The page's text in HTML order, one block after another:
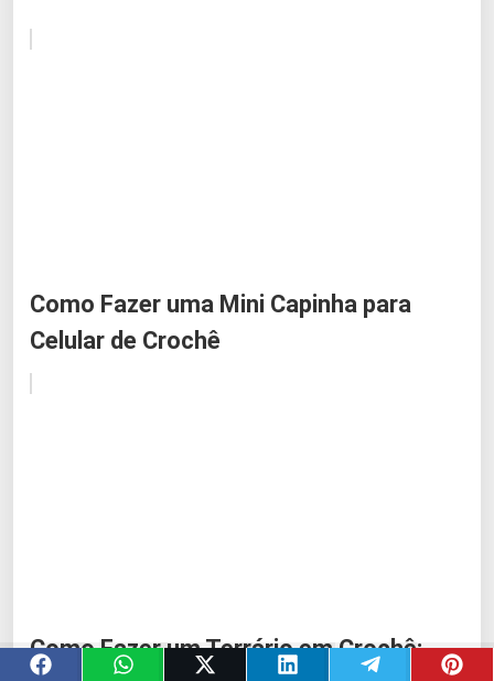
Como Fazer uma Mini Capinha para
Celular de Crochê
Como Fazer um Terrário em Crochê: